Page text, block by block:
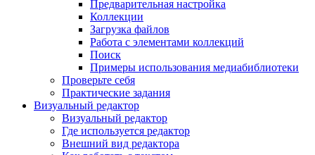
Предварительная настройка
Коллекции
Загрузка файлов
Работа с элементами коллекций
Поиск
Примеры использования медиабиблиотеки
Проверьте себя
Практические задания
Визуальный редактор
Визуальный редактор
Где используется редактор
Внешний вид редактора